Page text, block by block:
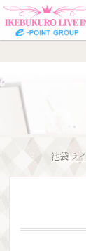
池袋ラ